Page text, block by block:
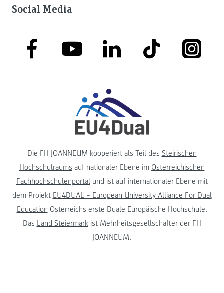
Social Media
link to facebooklink to youtubelink to linkedinlink to tiktok link to
Die FH JOANNEUM kooperiert als Teil des Steirischen
Hochschulraums auf nationaler Ebene im Österreichischen
Fachhochschulenportalund ist auf internationaler Ebene mit
dem Projekt EU4DUAL – European University Alliance For Dual
Education Österreichs erste Duale Europäische Hochschule.
Das Land Steiermarkist Mehrheitsgesellschafter der FH
JOANNEUM.